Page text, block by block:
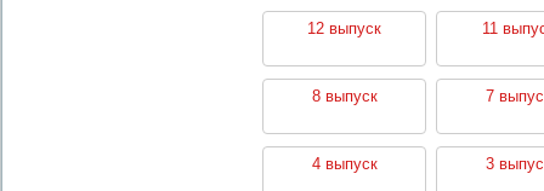
12 выпуск 11
8 выпуск 7
4 выпуск 3